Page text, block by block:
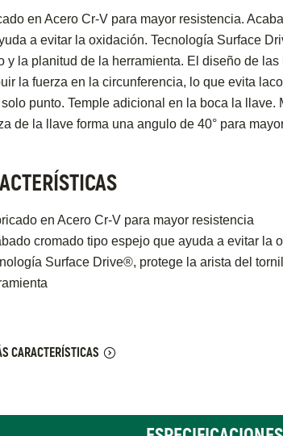
en Acero Cr-V para mayor resistencia.
a evitar la oxidación. Tecnología Surface
y la planitud de la herramienta. El diseño de
la fuerza en la circunferencia, lo que evita
punto. Temple adicional en la boca la llave.
de la llave forma una angulo de 40° para
en Acero Cr-V para mayor resistencia
cromado tipo espejo que ayuda a evitar la
Surface Drive®, protege la arista del
CARACTERÍSTICAS